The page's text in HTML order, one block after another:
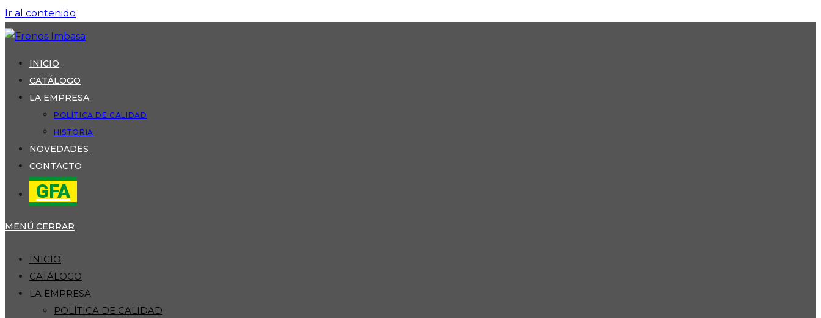
Ir al contenido
INICIO
CATÁLOGO
LA EMPRESA
POLÍTICA DE CALIDAD
HISTORIA
NOVEDADES
CONTACTO
GFA
MENÚ CERRAR
INICIO
CATÁLOGO
LA EMPRESA
POLÍTICA DE CALIDAD